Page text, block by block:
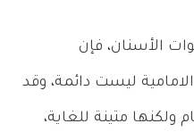
الأسنان، فإن
ليست دائمة، وقد
ولكنها متينة للغاية،